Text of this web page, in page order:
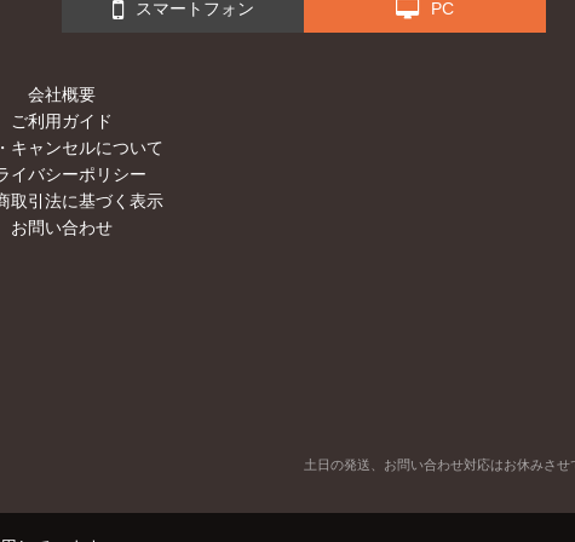
スマートフォン PC
会社概要
ご利用ガイド
キャンセルについて
イバシーポリシー
取引法に基づく表示
お問い合わせ
土日の発送、お問い合わせ対応はお休みさせ